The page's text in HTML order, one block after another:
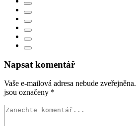
Napsat komentář
Vaše e-mailová adresa nebude zveřejněna.
jsou označeny *